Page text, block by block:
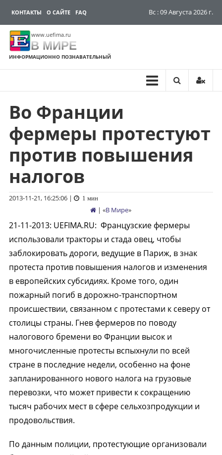
КОНТАКТЫ О САЙТЕ FAQ Вс : 09 Августа 2026 г.
www.uefima.ru
В МИРЕ
ИНФОРМАЦИОННО ПОЗНАВАТЕЛЬНЫЙ
Перейти
содержимому
Во Франции
фермеры протестуют
против повышения
налогов
2013-11-21, 16:25:06| 1 мин
| «В Мире»
21-11-2013: UEFIMA.RU: Французские фермеры
использовали тракторы и стада овец, чтобы
заблокировать дороги, ведущие в Париж, в знак
протеста против повышения налогов и изменения
в европейских субсидиях. Кроме того, один
пожарный погиб в дорожно-транспортном
происшествии, связанном с протестами к северу от
столицы страны. Гнев фермеров по поводу
налогового бремени во Франции высок и
многочисленные протесты вспыхнули по всей
стране в последние недели, особенно на фоне
запланированного нового налога на грузовые
перевозки, что может привести к сокращению
тысяч рабочих мест в сфере сельхозпродукции и
продовольствия.
По данным полиции, протестующие организовали